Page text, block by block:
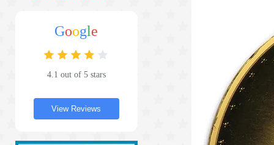
Google
4.1 out of 5 stars
View Reviews